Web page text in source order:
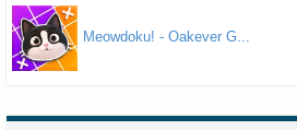
Meowdoku! - Oakever G...